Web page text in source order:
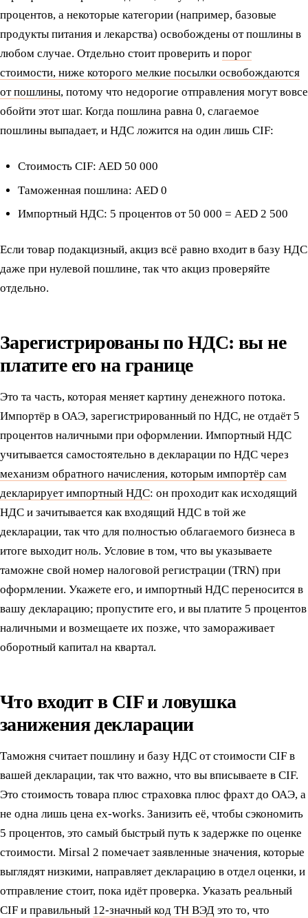
процентов, а некоторые категории (например, базовые
продукты питания и лекарства) освобождены от пошлины в
любом случае. Отдельно стоит проверить и порог
стоимости, ниже которого мелкие посылки освобождаются
от пошлины, потому что недорогие отправления могут вовсе
обойти этот шаг. Когда пошлина равна 0, слагаемое
пошлины выпадает, и НДС ложится на один лишь CIF:
Стоимость CIF: AED 50 000
Таможенная пошлина: AED 0
Импортный НДС: 5 процентов от 50 000 = AED 2 500
Если товар подакцизный, акциз всё равно входит в базу НДС
даже при нулевой пошлине, так что акциз проверяйте
отдельно.
Зарегистрированы по НДС: вы не
платите его на границе
Это та часть, которая меняет картину денежного потока.
Импортёр в ОАЭ, зарегистрированный по НДС, не отдаёт 5
процентов наличными при оформлении. Импортный НДС
учитывается самостоятельно в декларации по НДС через
механизм обратного начисления, которым импортёр сам
декларирует импортный НДС: он проходит как исходящий
НДС и зачитывается как входящий НДС в той же
декларации, так что для полностью облагаемого бизнеса в
итоге выходит ноль. Условие в том, что вы указываете
таможне свой номер налоговой регистрации (TRN) при
оформлении. Укажете его, и импортный НДС переносится в
вашу декларацию; пропустите его, и вы платите 5 процентов
наличными и возмещаете их позже, что замораживает
оборотный капитал на квартал.
Что входит в CIF и ловушка
занижения декларации
Таможня считает пошлину и базу НДС от стоимости CIF в
вашей декларации, так что важно, что вы вписываете в CIF.
Это стоимость товара плюс страховка плюс фрахт до ОАЭ, а
не одна лишь цена ex-works. Занизить её, чтобы сэкономить
5 процентов, это самый быстрый путь к задержке по оценке
стоимости. Mirsal 2 помечает заявленные значения, которые
выглядят низкими, направляет декларацию в отдел оценки, и
отправление стоит, пока идёт проверка. Указать реальный
CIF и правильный 12-значный код ТН ВЭД это то, что